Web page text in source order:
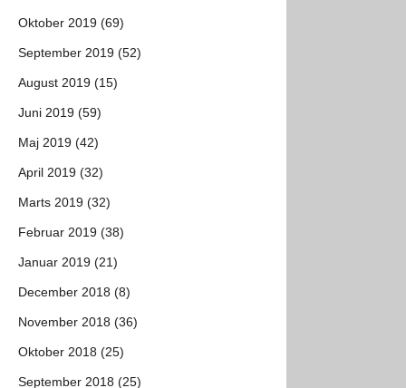
Oktober 2019 (69)
September 2019 (52)
August 2019 (15)
Juni 2019 (59)
Maj 2019 (42)
April 2019 (32)
Marts 2019 (32)
Februar 2019 (38)
Januar 2019 (21)
December 2018 (8)
November 2018 (36)
Oktober 2018 (25)
September 2018 (25)